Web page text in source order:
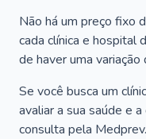
Não há um preço fixo
cada clínica e hospital
de haver uma
Se você busca um
avaliar a sua saúde e
consulta pela Medprev.